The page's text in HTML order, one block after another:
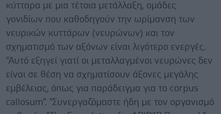
κύτταρα με μια τέτοια μετάλλαξη, ομάδες
γονιδίων που καθοδηγούν την ωρίμανση των
νευρικών κυττάρων (νευρώνων) και τον
σχηματισμό των αξόνων είναι λιγότερο ενεργές.
"Αυτό εξηγεί γιατί οι μεταλλαγμένοι νευρώνες δεν
είναι σε θέση να σχηματίσουν άξονες μεγάλης
εμβέλειας, όπως για παράδειγμα για το corpus
callosum". "Συνεργαζόμαστε ήδη με τον οργανισμό